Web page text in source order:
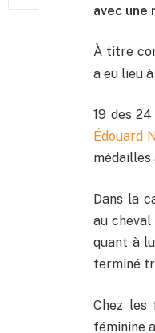
avec une
À titre
a eu lieu
19 des
Édouard
médailles
Dans la
au cheval
quant à
terminé
Chez les
féminine